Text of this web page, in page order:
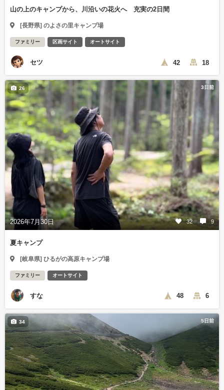
山の上のキャンプから、川沿いの花火へ 充実の2日間
[長野県] のよさの里キャンプ場
ファミリー 区画サイト オートサイト
セツ 42 18
3日前
2026年7月30日 32 9
26
夏キャンプ
[岐阜県] ひるがの高原キャンプ場
ファミリー オートサイト
すな 48 6
5日前
34